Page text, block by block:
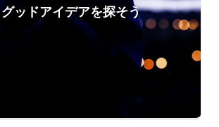
グッドアイデアを探そう